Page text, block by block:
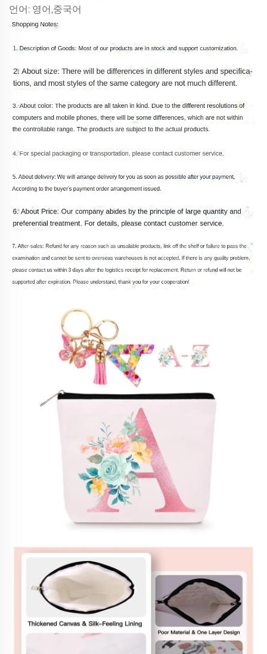
언어: 영어,중국어